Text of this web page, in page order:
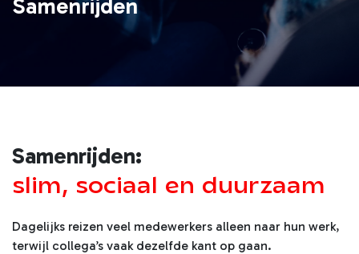
Samenrijden
Samenrijden:
slim, sociaal en duurzaam
Dagelijks reizen veel medewerkers alleen naar hun werk,
terwijl collega’s vaak dezelfde kant op gaan.